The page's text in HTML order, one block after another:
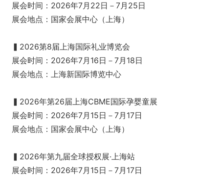
展会时间：2026年7月22日－7月25日
展会地点：国家会展中心（上海）
▍2026第8届上海国际礼业博览会
展会时间：2026年7月16日－7月18日
展会地点：上海新国际博览中心
▍2026年第26届上海CBME国际孕婴童展
展会时间：2026年7月15日－7月17日
展会地点：国家会展中心（上海）
▍2026年第九届全球授权展·上海站
展会时间：2026年7月15日－7月17日